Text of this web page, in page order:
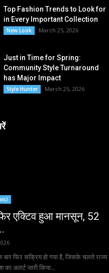
Top Fashion Trends to Look for
in Every Important Collection
New Look March 25, 2026
Just in Time for Spring:
Community Style Turnaround
has Major Impact
Style Hunter March 25, 2026
एक्टिव हुआ मानसून, 52
फिर सक्रिय हो गया है, जिसके चलते राज्य
का अलर्ट जारी किया...